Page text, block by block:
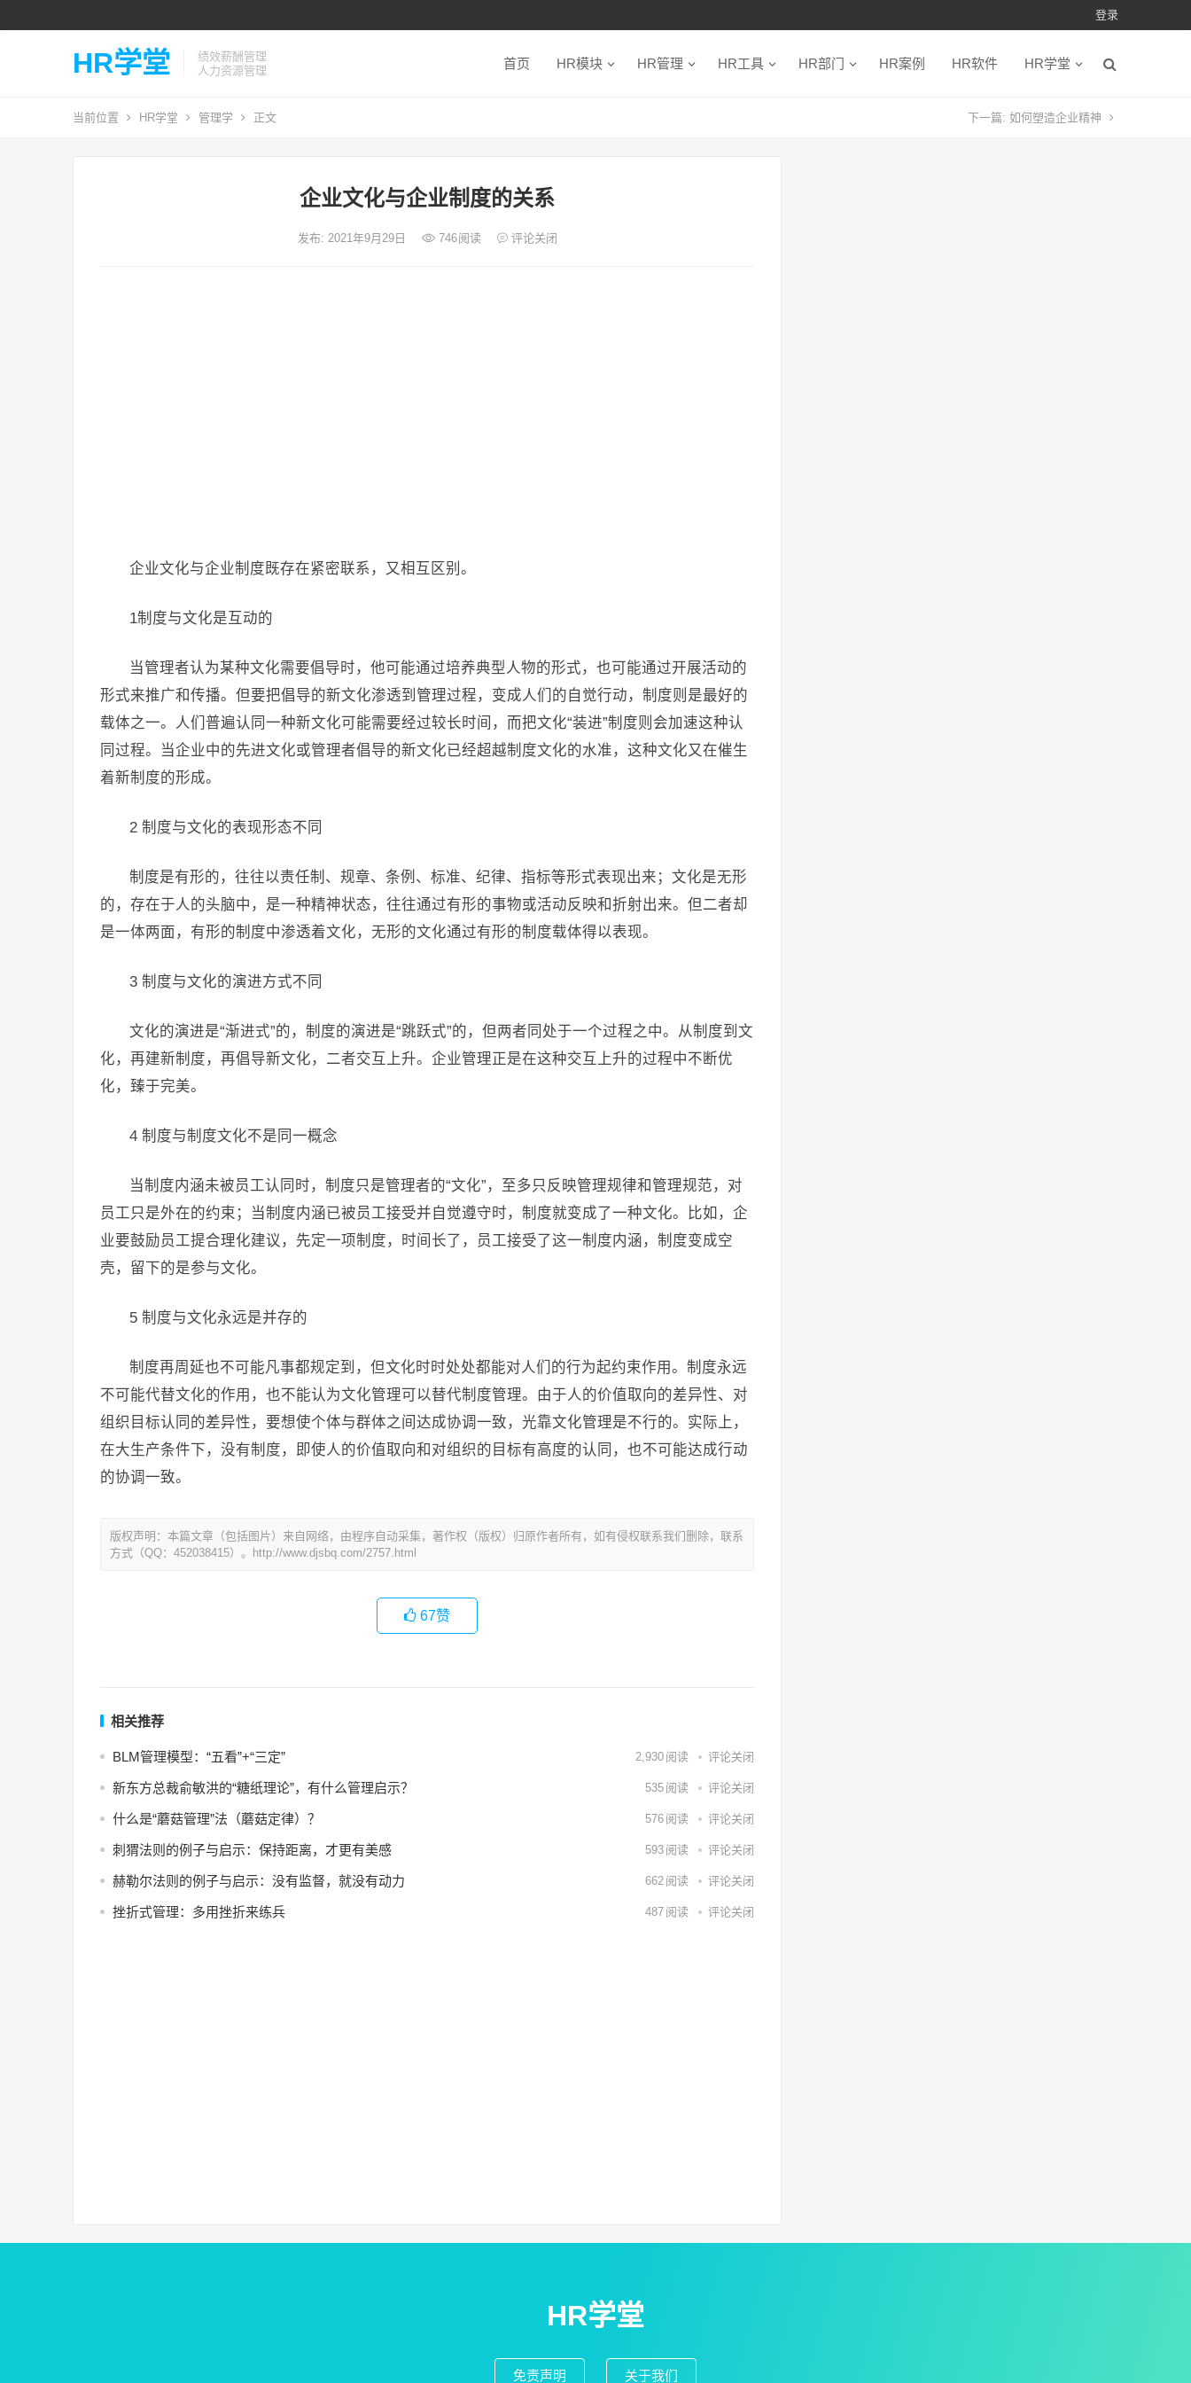
登录
HR学堂
绩效薪酬管理
人力资源管理
首页 HR模块 HR管理 HR工具 HR部门 HR案例 HR软件 HR学堂
当前位置 HR学堂 管理学 正文 下一篇: 如何塑造企业精神
企业文化与企业制度的关系
发布: 2021年9月29日 746阅读 评论关闭
企业文化与企业制度既存在紧密联系，又相互区别。
1制度与文化是互动的
当管理者认为某种文化需要倡导时，他可能通过培养典型人物的形式，也可能通过开展活动的
形式来推广和传播。但要把倡导的新文化渗透到管理过程，变成人们的自觉行动，制度则是最好的
载体之一。人们普遍认同一种新文化可能需要经过较长时间，而把文化“装进”制度则会加速这种认
同过程。当企业中的先进文化或管理者倡导的新文化已经超越制度文化的水准，这种文化又在催生
着新制度的形成。
2 制度与文化的表现形态不同
制度是有形的，往往以责任制、规章、条例、标准、纪律、指标等形式表现出来；文化是无形
的，存在于人的头脑中，是一种精神状态，往往通过有形的事物或活动反映和折射出来。但二者却
是一体两面，有形的制度中渗透着文化，无形的文化通过有形的制度载体得以表现。
3 制度与文化的演进方式不同
文化的演进是“渐进式”的，制度的演进是“跳跃式”的，但两者同处于一个过程之中。从制度到文
化，再建新制度，再倡导新文化，二者交互上升。企业管理正是在这种交互上升的过程中不断优
化，臻于完美。
4 制度与制度文化不是同一概念
当制度内涵未被员工认同时，制度只是管理者的“文化”，至多只反映管理规律和管理规范，对
员工只是外在的约束；当制度内涵已被员工接受并自觉遵守时，制度就变成了一种文化。比如，企
业要鼓励员工提合理化建议，先定一项制度，时间长了，员工接受了这一制度内涵，制度变成空
壳，留下的是参与文化。
5 制度与文化永远是并存的
制度再周延也不可能凡事都规定到，但文化时时处处都能对人们的行为起约束作用。制度永远
不可能代替文化的作用，也不能认为文化管理可以替代制度管理。由于人的价值取向的差异性、对
组织目标认同的差异性，要想使个体与群体之间达成协调一致，光靠文化管理是不行的。实际上，
在大生产条件下，没有制度，即使人的价值取向和对组织的目标有高度的认同，也不可能达成行动
的协调一致。
版权声明：本篇文章（包括图片）来自网络，由程序自动采集，著作权（版权）归原作者所有，如有侵权联系我们删除，联系
方式（QQ：452038415）。http://www.djsbq.com/2757.html
67赞
相关推荐
BLM管理模型：“五看”+“三定” 2,930 阅读 评论关闭
新东方总裁俞敏洪的“糖纸理论”，有什么管理启示？ 535 阅读 评论关闭
什么是“蘑菇管理”法（蘑菇定律）？ 576 阅读 评论关闭
刺猬法则的例子与启示：保持距离，才更有美感 593 阅读 评论关闭
赫勒尔法则的例子与启示：没有监督，就没有动力 662 阅读 评论关闭
挫折式管理：多用挫折来练兵 487 阅读 评论关闭
HR学堂
免责声明 关于我们